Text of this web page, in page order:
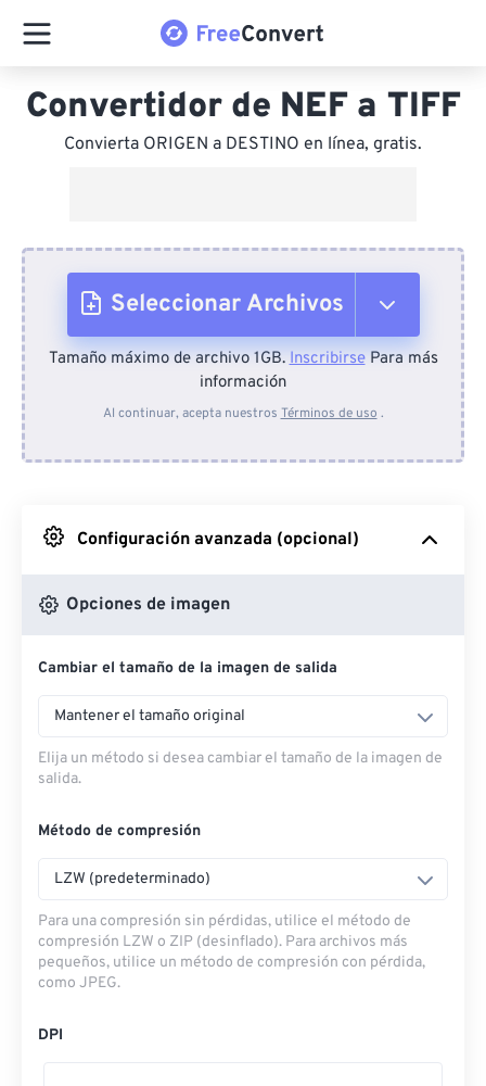
Convertidor de NEF a TIFF
Convierta ORIGEN a DESTINO en línea, gratis.
Seleccionar Archivos
Desde el dispositivo
Desde Google Drive
Desde OneDrive
Desde URL
Tamaño máximo de archivo 1GB.InscribirsePara más
información
Al continuar, acepta nuestros Términos de uso .
Configuración avanzada (opcional)
Opciones de imagen
Cambiar el tamaño de la imagen de salida
Mantener el tamaño original
Elija un método si desea cambiar el tamaño de la imagen de
salida.
Método de compresión
LZW (predeterminado)
Para una compresión sin pérdidas, utilice el método de
compresión LZW o ZIP (desinflado). Para archivos más
pequeños, utilice un método de compresión con pérdida,
como JPEG.
DPI